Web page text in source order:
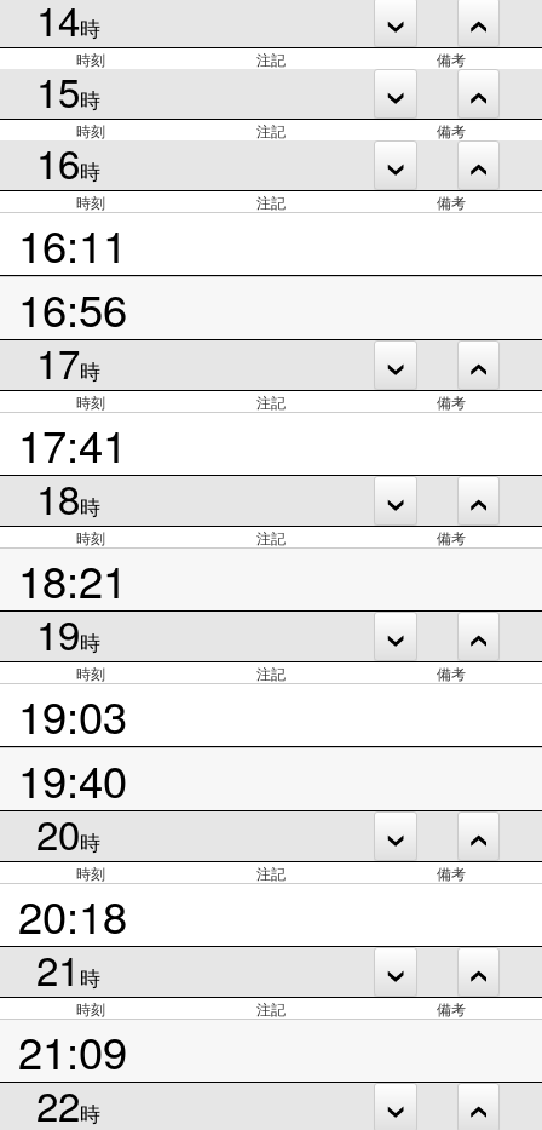
14時
時刻 注記 備考
15時
時刻 注記 備考
16時
時刻 注記 備考
16:11
16:56
17時
時刻 注記 備考
17:41
18時
時刻 注記 備考
18:21
19時
時刻 注記 備考
19:03
19:40
20時
時刻 注記 備考
20:18
21 時
時刻 注記 備考
21:09
22時